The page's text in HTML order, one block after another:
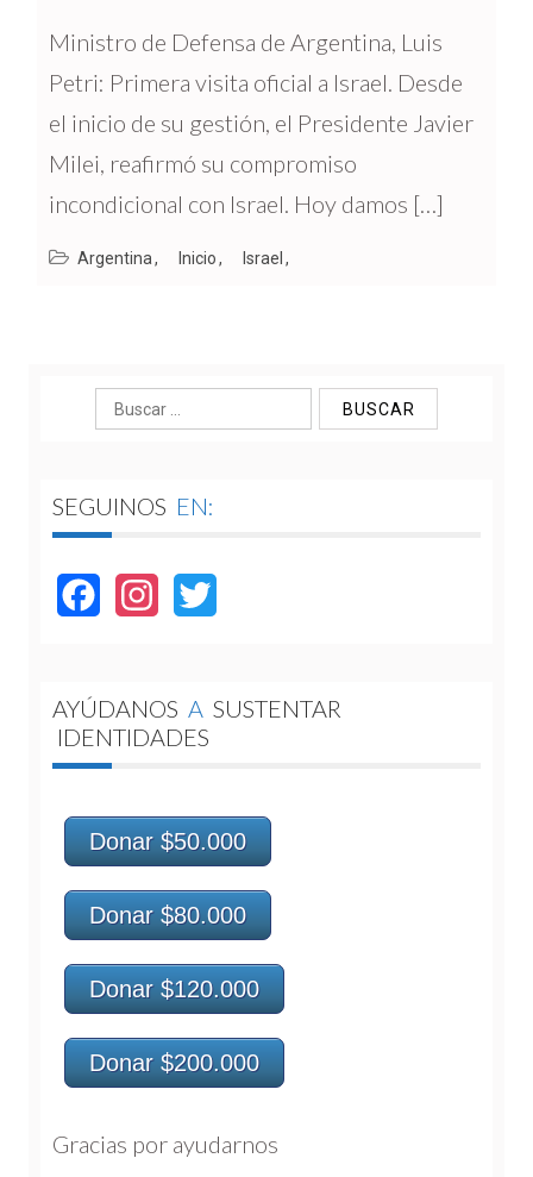
Ministro de Defensa de Argentina, Luis
Petri: Primera visita oficial a Israel. Desde
el inicio de su gestión, el Presidente Javier
Milei, reafirmó su compromiso
incondicional con Israel. Hoy damos […]
Argentina Inicio Israel
Buscar:
SEGUINOS EN:
FacebookInstagram
AYÚDANOS A SUSTENTAR
IDENTIDADES
Donar $50.000
Donar $80.000
Donar $120.000
Donar $200.000
Gracias por ayudarnos